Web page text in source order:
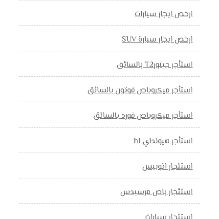
ارخص ايجار سيارات
ارخص ايجار سيارة SUV
استأجر جيتورT2 بالسائق
استأجر ميكروباص فوتون بالسائق
استأجر ميكروباص فورد بالسائق
استأجر هيونداي h1
استئجار اتوبيس
استئجار باص مرسيدس